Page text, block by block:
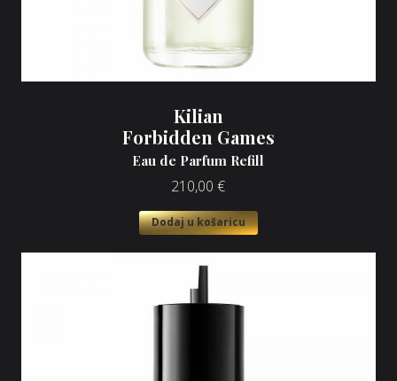
Kilian
Forbidden Games
Eau de Parfum Refill
210,00 €
Dodaj u košaricu